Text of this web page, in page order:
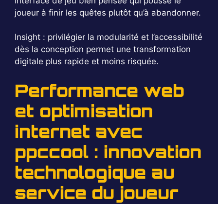
joueur à finir les quêtes plutôt qu’à abandonner.
Insight : privilégier la modularité et l’accessibilité
dès la conception permet une transformation
digitale plus rapide et moins risquée.
Performance web
et optimisation
internet avec
ppccool : innovation
technologique au
service du joueur